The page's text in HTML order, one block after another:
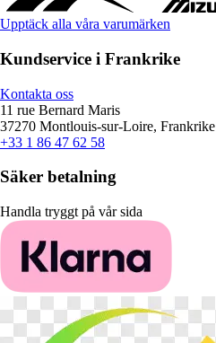
Upptäck alla våra varumärken
Kundservice i Frankrike
Kontakta oss
11 rue Bernard Maris
37270 Montlouis-sur-Loire, Frankrike
+33 1 86 47 62 58
Säker betalning
Handla tryggt på vår sida